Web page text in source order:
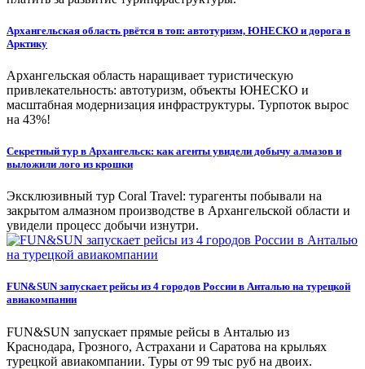
Архангельская область рвётся в топ: автотуризм, ЮНЕСКО и дорога в
Арктику
Архангельская область наращивает туристическую
привлекательность: автотуризм, объекты ЮНЕСКО и
масштабная модернизация инфраструктуры. Турпоток вырос
на 43%!
Секретный тур в Архангельск: как агенты увидели добычу алмазов и
выложили лого из крошки
Эксклюзивный тур Coral Travel: турагенты побывали на
закрытом алмазном производстве в Архангельской области и
увидели процесс добычи изнутри.
FUN&SUN запускает рейсы из 4 городов России в Анталью на турецкой
авиакомпании
FUN&SUN запускает прямые рейсы в Анталью из
Краснодара, Грозного, Астрахани и Саратова на крыльях
турецкой авиакомпании. Туры от 99 тыс руб на двоих.